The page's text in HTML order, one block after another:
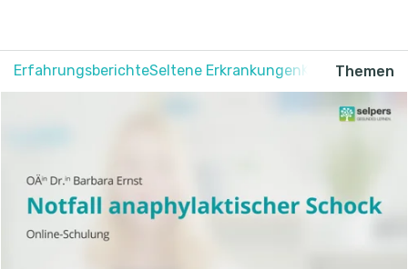
ErfahrungsberichteSeltene ErkrankungenKrebsThemen